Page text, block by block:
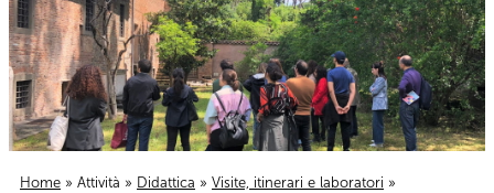
Home » Attività » Didattica » Visite, itinerari e laboratori »